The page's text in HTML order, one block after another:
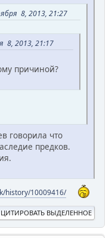
8, 2013, 21:27
8, 2013, 21:17
причиной?
говорила что
предков.
history/10009416/
ЦИТИРОВАТЬ ВЫДЕЛЕННОЕ